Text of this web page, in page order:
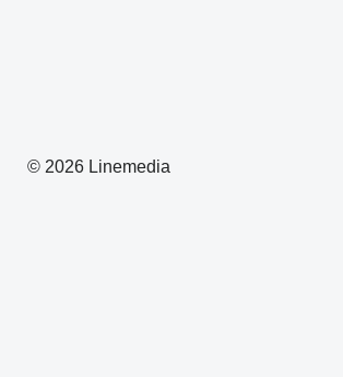
© 2026 Linemedia